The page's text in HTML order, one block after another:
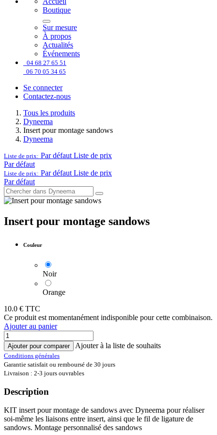
Boutique
Sur mesure
À propos
Actualités
Événements
04 68 27 65 51
06 70 05 34 65
Se connecter
Contactez-nous
Tous les produits
Dyneema
Insert pour montage sandows
Dyneema
Liste de prix: Par défaut Liste de prix
Par défaut
Liste de prix: Par défaut Liste de prix
Par défaut
Insert pour montage sandows
Couleur
Noir
Orange
10.0 € TTC
Ce produit est momentanément indisponible pour cette combinaison.
Ajouter au panier
Ajouter pour comparer Ajouter à la liste de souhaits
Conditions générales
Garantie satisfait ou remboursé de 30 jours
Livraison : 2-3 jours ouvrables
Description
KIT insert pour montage de sandows avec Dyneema pour réaliser
soi-même les liaisons entre insert, ainsi que le fil de ligature de
sandows. Montage personnalisé des sandows